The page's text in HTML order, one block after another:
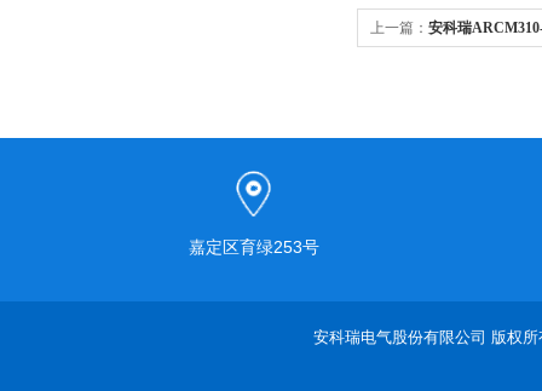
上一篇： 安科瑞
嘉定区育绿253号
安科瑞电气股份有限公司 版权